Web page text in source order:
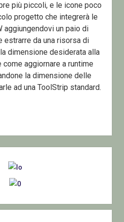
più piccoli, e le icone poco
progetto che integrerà le
aggiungendovi un paio di
estrarre da una risorsa di
dimensione desiderata alla
aggiornare a runtime
la dimensione delle
ad una ToolStrip standard.